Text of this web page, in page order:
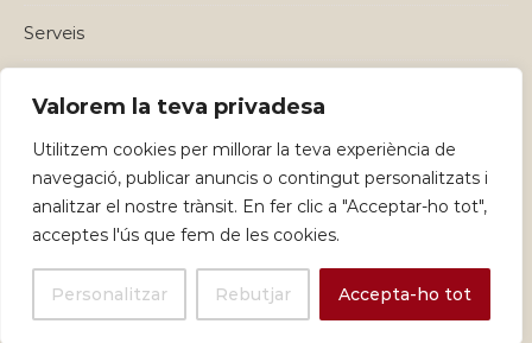
Valorem la teva privadesa
Utilitzem cookies per millorar la teva experiència de
navegació, publicar anuncis o contingut personalitzats i
analitzar el nostre trànsit. En fer clic a "Acceptar-ho tot",
acceptes l'ús que fem de les cookies.
Personalitzar Rebutjar Accepta-ho tot
Serveis
Graceful Theme byOptima Themes